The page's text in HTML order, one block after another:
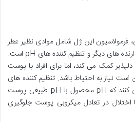
فرمولاسیون این ژل شامل موادی نظیر عطر
(با رایحه ای مطبوع)، نگه دارنده های دیگر و تنظیم کننده های pH است.
کمک می کند، اما برای افراد با پوست
نیاز به احتیاط باشد. تنظیم کننده های
pH نیز اطمینان حاصل می کنند که pH محصول با pH طبیعی پوست
اختلال در تعادل میکروبی پوست جلوگیری